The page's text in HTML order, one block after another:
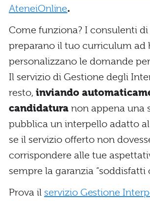
AteneiOnline.
Come funziona? I consulenti
preparano il tuo curriculum ad
personalizzano le domande
Il servizio di Gestione degli
resto, inviando
candidatura non appena una
pubblica un interpello adatto
se il servizio offerto non
corrispondere alle tue
sempre la garanzia “soddisfatti
Prova il servizio Gestione